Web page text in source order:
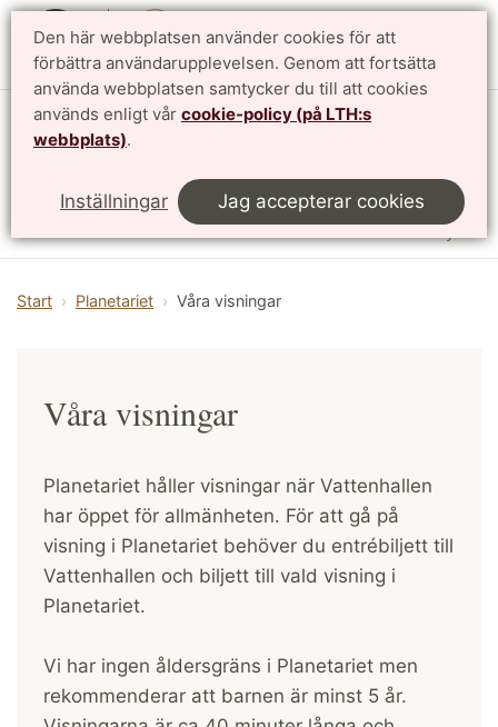
Den här webbplatsen använder cookies för att
förbättra användarupplevelsen. Genom att fortsätta
använda webbplatsen samtycker du till att cookies
används enligt vår cookie-policy (på LTH:s
webbplats).
Inställningar Jag accepterar cookies
Vattenhallen Science Center
Meny
Start Planetariet Våra visningar
Våra visningar
Planetariet håller visningar när Vattenhallen
har öppet för allmänheten. För att gå på
visning i Planetariet behöver du entrébiljett till
Vattenhallen och biljett till vald visning i
Planetariet.
Vi har ingen åldersgräns i Planetariet men
rekommenderar att barnen är minst 5 år.